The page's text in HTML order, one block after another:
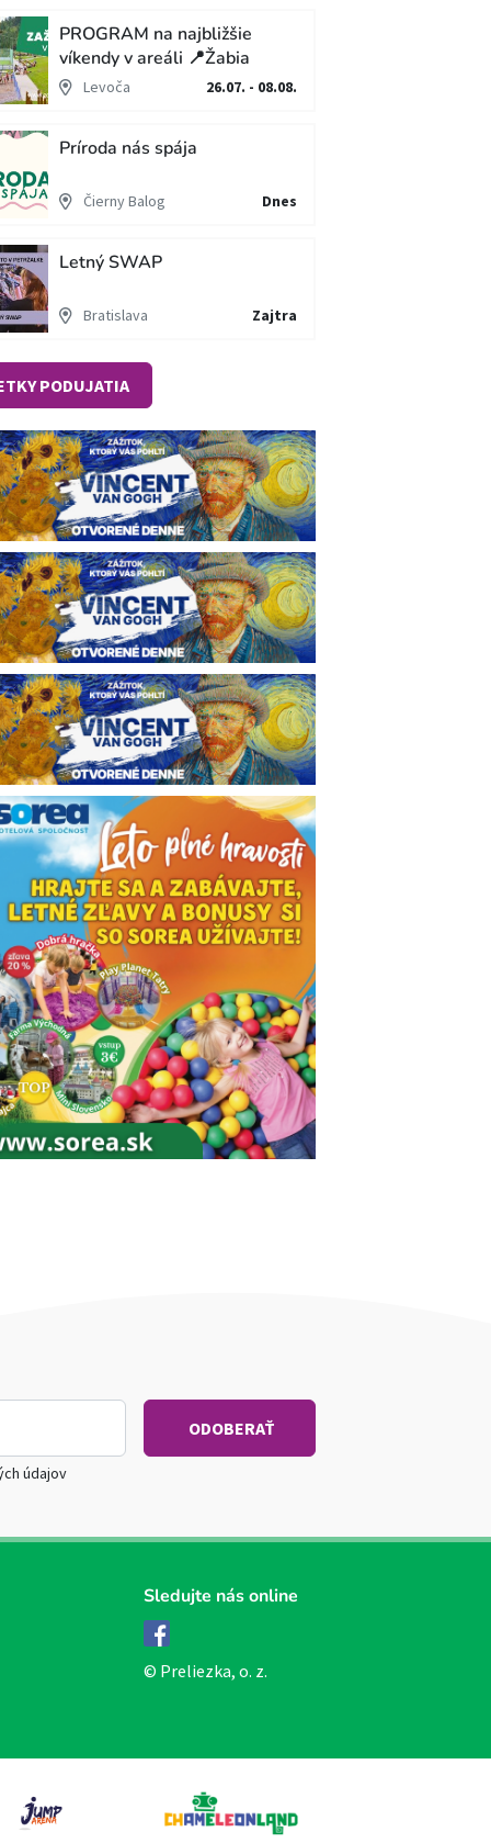
PROGRAM na najbližšie
víkendy v areáli 📍Žabia
cestaLevoča 26.07. - 08.08.
Príroda nás spája
Čierny Balog Dnes
Letný SWAP
Bratislava Zajtra
PODUJATIA
údajov
Sledujte nás online
© Preliezka, o. z.